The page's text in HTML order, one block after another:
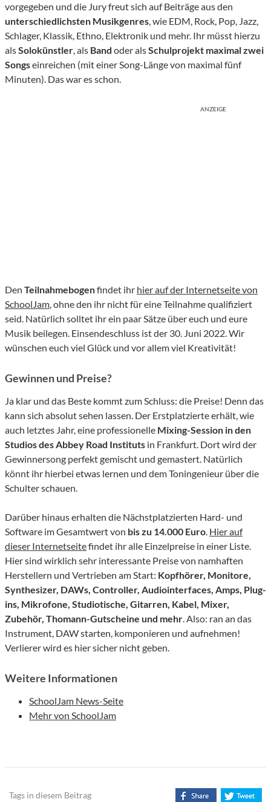
vorgegeben und die Jury freut sich auf Beiträge aus den
unterschiedlichsten Musikgenres, wie EDM, Rock, Pop, Jazz,
Schlager, Klassik, Ethno, Elektronik und mehr. Ihr müsst hierzu
alsSolokünstler, als Band oder alsSchulprojekt maximal zwei
Songseinreichen (mit einer Song-Länge von maximal fünf
Minuten). Das war es schon.
ANZEIGE
Den Teilnahmebogenfindet ihr hier auf der Internetseite von
SchoolJam, ohne den ihr nicht für eine Teilnahme qualifiziert
seid. Natürlich solltet ihr ein paar Sätze über euch und eure
Musik beilegen. Einsendeschluss ist der 30. Juni 2022. Wir
wünschen euch viel Glück und vor allem viel Kreativität!
Gewinnen und Preise?
Ja klar und das Beste kommt zum Schluss: die Preise! Denn das
kann sich absolut sehen lassen. Der Erstplatzierte erhält, wie
auch letztes Jahr, eine professionelle Mixing-Session in den
Studios des Abbey Road Instituts in Frankfurt. Dort wird der
Gewinnersong perfekt gemischt und gemastert. Natürlich
könnt ihr hierbei etwas lernen und dem Toningenieur über die
Schulter schauen.
Darüber hinaus erhalten die Nächstplatzierten Hard- und
Software im Gesamtwert von bis zu 14.000 Euro. Hier auf
dieser Internetseitefindet ihr alle Einzelpreise in einer Liste.
Hier sind wirklich sehr interessante Preise von namhaften
Herstellern und Vertrieben am Start: Kopfhörer, Monitore,
Synthesizer, DAWs, Controller, Audiointerfaces, Amps, Plug-
ins, Mikrofone, Studiotische, Gitarren, Kabel, Mixer,
Zubehör, Thomann-Gutscheine und mehr. Also: ran an das
Instrument, DAW starten, komponieren und aufnehmen!
Verlierer wird es hier sicher nicht geben.
Weitere Informationen
SchoolJam News-Seite
Mehr von SchoolJam
Tags in diesem Beitrag